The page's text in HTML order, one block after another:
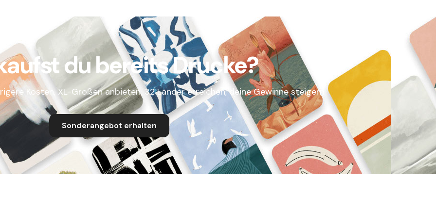
du bereits Drucke?
Kosten, XL-Größen anbieten, 32 Länder erreichen, deine Gewinne steigern
Sonderangebot erhalten